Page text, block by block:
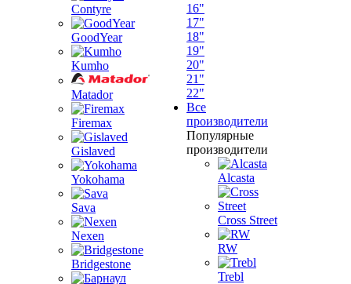
Contyre
GoodYear
Kumho
Matador
Firemax
Gislaved
Yokohama
Sava
Nexen
Bridgestone
16"
17"
18"
19"
20"
21"
22"
Все
производители
Популярные
производители
Alcasta
Cross Street
RW
Trebl